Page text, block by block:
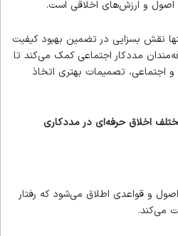
اصول و ارزش‌های اخلاقی است.
نقش بسزایی در تضمین بهبود کیفیت
مددکار اجتماعی کمک می‌کند تا
و اجتماعی، تصمیمات بهتری اتخاذ
اخلاق حرفه‌ای در مددکاری
و قواعدی اطلاق می‌شود که رفتار
می‌کند.